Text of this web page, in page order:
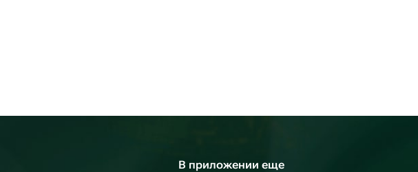
В приложении еще